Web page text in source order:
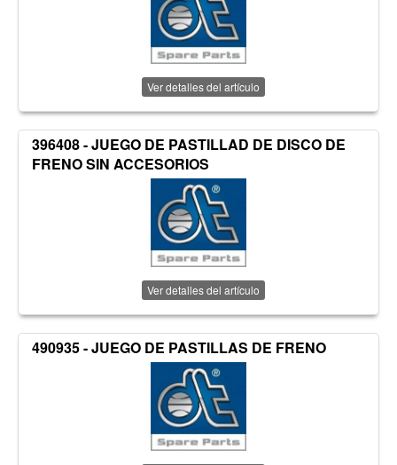
Ver detalles del artículo
396408 - JUEGO DE PASTILLAD DE DISCO DE
FRENO SIN ACCESORIOS
Ver detalles del artículo
490935 - JUEGO DE PASTILLAS DE FRENO